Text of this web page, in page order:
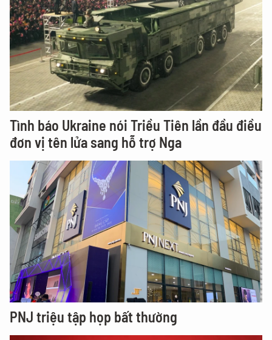
Tình báo Ukraine nói Triều Tiên lần đầu điều
đơn vị tên lửa sang hỗ trợ Nga
PNJ triệu tập họp bất thường